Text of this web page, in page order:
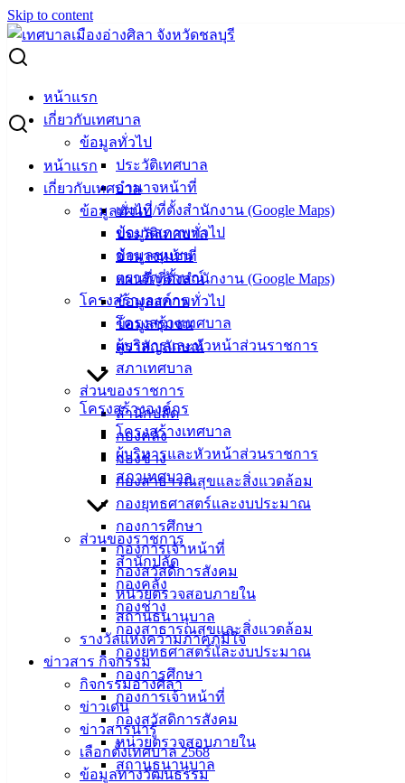
Skip to content
หน้าแรก
เกี่ยวกับเทศบาล
ข้อมูลทั่วไป
ประวัติเทศบาล
อำนาจหน้าที่
แผนที่/ที่ตั้งสำนักงาน (Google Maps)
ข้อมูลสภาพทั่วไป
ข้อมูลชุมชน
ตราสัญลักษณ์
โครงสร้างองค์กร
โครงสร้างเทศบาล
ผู้บริหารและหัวหน้าส่วนราชการ
สภาเทศบาล
ส่วนของราชการ
สำนักปลัด
กองคลัง
กองช่าง
กองสาธารณสุขและสิ่งแวดล้อม
กองยุทธศาสตร์และงบประมาณ
กองการศึกษา
กองการเจ้าหน้าที่
กองสวัสดิการสังคม
หน่วยตรวจสอบภายใน
สถานธนานุบาล
รางวัลแห่งความภาคภูมิใจ
ข่าวสาร กิจกรรม
กิจกรรมอ่างศิลา
ข่าวเด่น
ข่าวสารน่ารู้
เลือกตั้งเทศบาล 2568
ข้อมูลทางวัฒนธรรม
หน้าแรก
เกี่ยวกับเทศบาล
ข้อมูลทั่วไป
ประวัติเทศบาล
อำนาจหน้าที่
แผนที่/ที่ตั้งสำนักงาน (Google Maps)
ข้อมูลสภาพทั่วไป
ข้อมูลชุมชน
ตราสัญลักษณ์
โครงสร้างองค์กร
โครงสร้างเทศบาล
ผู้บริหารและหัวหน้าส่วนราชการ
สภาเทศบาล
ส่วนของราชการ
สำนักปลัด
กองคลัง
กองช่าง
กองสาธารณสุขและสิ่งแวดล้อม
กองยุทธศาสตร์และงบประมาณ
กองการศึกษา
กองการเจ้าหน้าที่
กองสวัสดิการสังคม
หน่วยตรวจสอบภายใน
สถานธนานุบาล
Search for:
ประกาศผู้ชนะการเสนอราคา ซื้อวัสดุที่ใช้สำหรับโครงการ
อบรมให้ความรู้เกี่ยวกับการป้องกันและระงับอัคคีภัยเบื้องต้นให้
กับสถานศึกษา ประจำปี ๒๕๖๕ โดยวิธีเฉพาะเจาะจง
ประกาศผู้ชนะการเสนอราคา ซื้อวัสดุที่ใช้
สำหรับโครงการอบรมให้ความรู้เกี่ยวกับ
การป้องกันและระงับอัคคีภัยเบื้องต้นให้กับ
สถานศึกษา ประจำปี ๒๕๖๕ โดยวิธีเฉพาะ
กรกฎาคม 19, 2022กรกฎาคม 19, 2022
จัดซื้อจัดจ้าง,ประกาศผู้ชนะ
ผู้ชนะการเสนอราคา ซื้อวัสดุโครงการอบรมป้องกันและระงับ
ดาวน์โหลด
เมืองอ่าง
สำนักงาน
เทศบาลเมือง
อ่างศิลา 90/338
ม.3 ต.เสม็ด
อ.เมือง จ.ชลบุรี